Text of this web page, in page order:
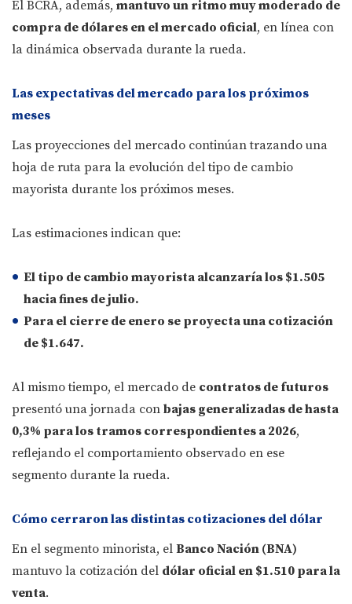
El BCRA, además, mantuvo un ritmo muy moderado de
compra de dólares en el mercado oficial, en línea con
la dinámica observada durante la rueda.
Las expectativas del mercado para los próximos
meses
Las proyecciones del mercado continúan trazando una
hoja de ruta para la evolución del tipo de cambio
mayorista durante los próximos meses.
Las estimaciones indican que:
El tipo de cambio mayorista alcanzaría los $1.505
hacia fines de julio.
Para el cierre de enero se proyecta una cotización
de $1.647.
Al mismo tiempo, el mercado de contratos de futuros
presentó una jornada con bajas generalizadas de hasta
0,3% para los tramos correspondientes a 2026,
reflejando el comportamiento observado en ese
segmento durante la rueda.
Cómo cerraron las distintas cotizaciones del dólar
En el segmento minorista, el Banco Nación (BNA)
mantuvo la cotización del dólar oficial en $1.510 para la
venta.